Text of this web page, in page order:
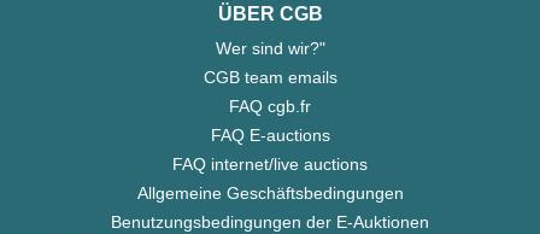
ÜBER CGB
Wer sind wir?"
CGB team emails
FAQ cgb.fr
FAQ E-auctions
FAQ internet/live auctions
Allgemeine Geschäftsbedingungen
Benutzungsbedingungen der E-Auktionen